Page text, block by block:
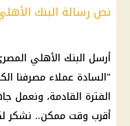
نص رسالة البنك
أرسل البنك الأهلي
"السادة عملاء مصرفنا
الفترة القادمة،
أقرب وقت ممكن.. نشكر